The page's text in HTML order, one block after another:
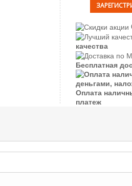
качества
Бесплатная
Оплата
платеж